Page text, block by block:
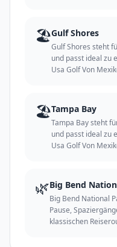
🏖️Gulf Shores
Gulf Shores steht
und passt ideal zu
Usa Golf Von
🏖️Tampa Bay
Tampa Bay steht
und passt ideal zu
Usa Golf Von
🌿Big Bend
Big Bend National
Pause,
klassischen